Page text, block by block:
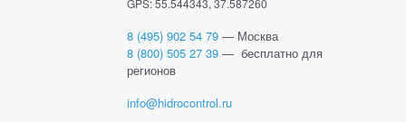
8 (495) 902 54 79 — Москва
8 (800) 505 27 39 — бесплатно для
регионов
info@hidrocontrol.ru